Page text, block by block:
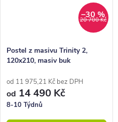
20 700 Kč
–30 %
Postel z masivu Trinity 2,
120x210, masiv buk
od 11 975,21 Kč bez DPH
od 14 490 Kč
8-10 Týdnů